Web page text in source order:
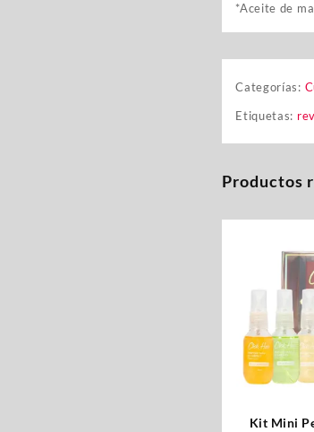
*Aceite de
Categorías:
Etiquetas:
Productos
Kit Mini